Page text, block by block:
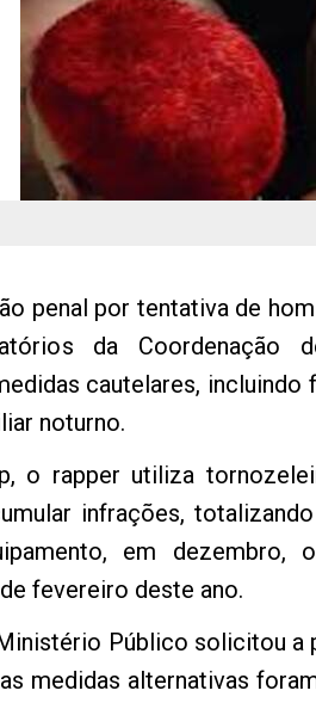
penal por tentativa de
da Coordenação
cautelares,
noturno.
o rapper utiliza
infrações,
em dezembro,
fevereiro deste ano.
Público solicitou a
medidas alternativas